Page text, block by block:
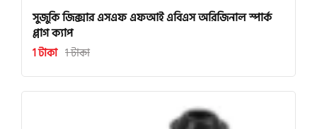
সুজুকি জিক্সার এসএফ এফআই এবিএস অরিজিনাল স্পার্ক
প্লাগ ক্যাপ
1 টাকা 1 টাকা